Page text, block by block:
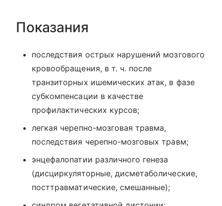
Показания
последствия острых нарушений мозгового
кровообращения, в т. ч. после
транзиторных ишемических атак, в фазе
субкомпенсации в качестве
профилактических курсов;
легкая черепно-мозговая травма,
последствия черепно-мозговых травм;
энцефалопатии различного генеза
(дисциркуляторные, дисметаболические,
посттравматические, смешанные);